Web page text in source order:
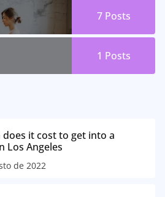
7 Posts
1 Posts
it cost to get into a
Los Angeles
de 2022